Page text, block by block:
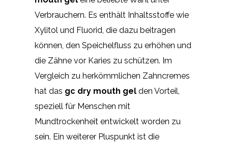
Verbrauchern. Es enthält Inhaltsstoffe wie
Xylitol und Fluorid, die dazu beitragen
können, den Speichelfluss zu erhöhen und
die Zähne vor Karies zu schützen. Im
Vergleich zu herkömmlichen Zahncremes
hat das gc dry mouth gel den Vorteil,
speziell für Menschen mit
Mundtrockenheit entwickelt worden zu
sein. Ein weiterer Pluspunkt ist die